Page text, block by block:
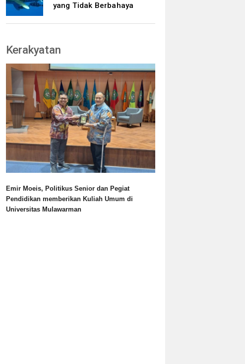
yang Tidak Berbahaya
Kerakyatan
Emir Moeis, Politikus Senior dan Pegiat
Pendidikan memberikan Kuliah Umum di
Universitas Mulawarman